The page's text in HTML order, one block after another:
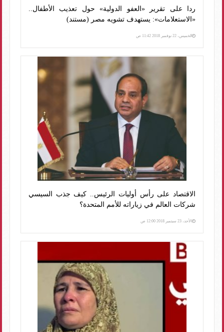
ردا على تقرير «العفو الدولية» حول تعذيب الأطفال..
«الاستعلامات»: يستهدف تشويه مصر (مستند)
الخميس، 22 نوفمبر 2018 11:42 ص
الاقتصاد على رأس أوليات الرئيس.. كيف جذب السيسي
شركات العالم في زياراته للأمم المتحدة؟
الأحد، 23 سبتمبر 2018 12:00 ص